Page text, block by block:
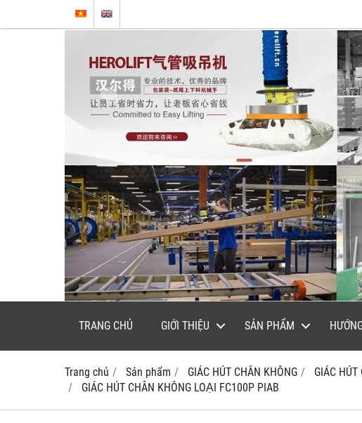
TRANG CHỦ GIỚI THIỆU SẢN PHẨM
Trang chủ Sản phẩm GIÁC HÚT CHÂN KHÔNG GIÁC HÚT
GIÁC HÚT CHÂN KHÔNG LOẠI FC100P PIAB